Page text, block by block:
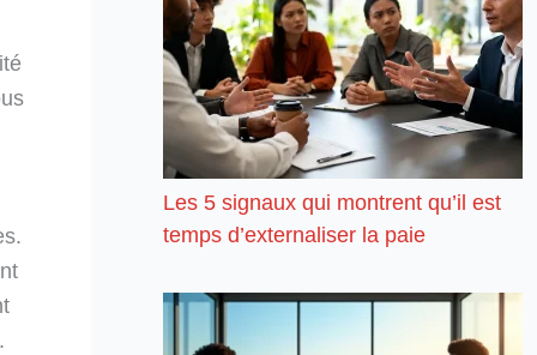
Les 5 signaux qui montrent qu’il est
temps d’externaliser la paie